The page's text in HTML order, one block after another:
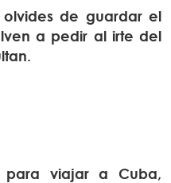
olvides de guardar el
a pedir al irte del
para viajar a Cuba,